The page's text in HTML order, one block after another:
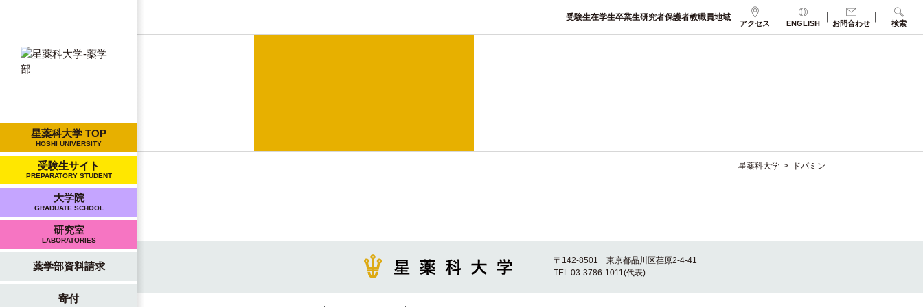
星薬科大学 TOP
HOSHI UNIVERSITY
受験生サイト
PREPARATORY STUDENT
大学院
GRADUATE SCHOOL
研究室
LABORATORIES
薬学部資料請求
寄付
受験生在学生卒業生研究者保護者教職員地域
アクセス ENGLISH お問合わせ 検索
星薬科大学 > ドパミン
〒142-8501 東京都品川区荏原2-4-41
TEL 03-3786-1011(代表)